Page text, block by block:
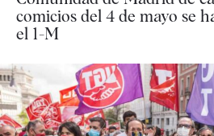
comicios del 4 de mayo se
el 1-M